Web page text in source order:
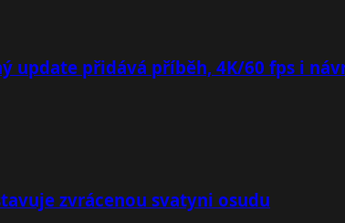
update přidává příběh, 4K/60 fps i
zvrácenou svatyni osudu